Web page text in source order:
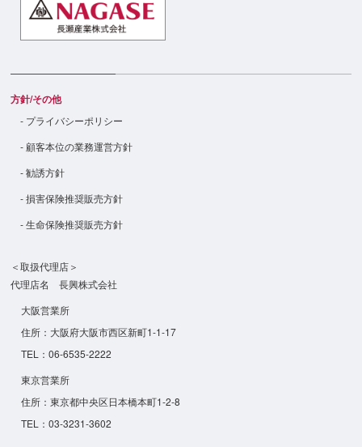
方針/その他
- プライバシーポリシー
- 顧客本位の業務運営方針
- 勧誘方針
- 損害保険推奨販売方針
- 生命保険推奨販売方針
＜取扱代理店＞
代理店名 長興株式会社
大阪営業所
住所：大阪府大阪市西区新町1-1-17
TEL：06-6535-2222
東京営業所
住所：東京都中央区日本橋本町1-2-8
TEL：03-3231-3602